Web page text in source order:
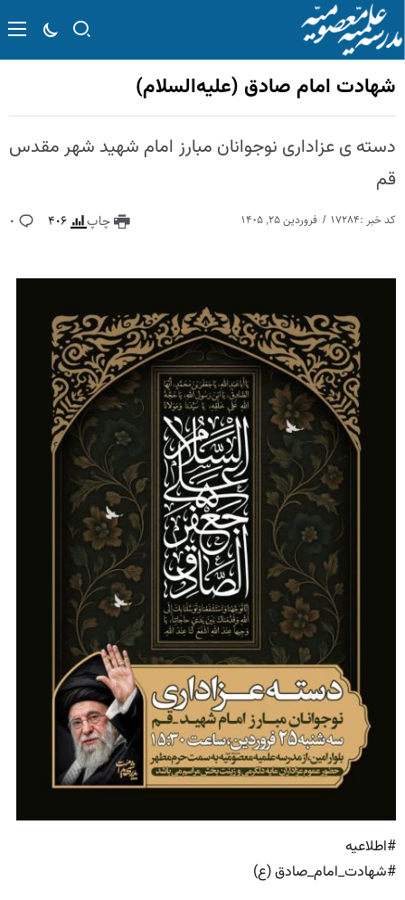
شهادت امام صادق (علیه‌السلام)
دسته ی عزاداری نوجوانان مبارز امام شهید شهر مقدس
قم
کد خبر :۱۷۲۸۴ فروردین ۲۵, ۱۴۰۵ چاپ ۴۰۶ ۰
#اطلاعیه
#شهادت_امام_صادق (ع)